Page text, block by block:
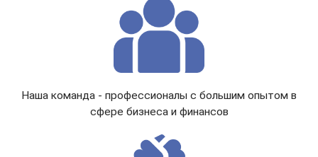
Наша команда - профессионалы с большим опытом в
сфере бизнеса и финансов